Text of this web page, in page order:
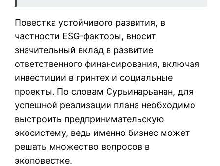
Повестка устойчивого развития, в
частности ESG-факторы, вносит
значительный вклад в развитие
ответственного финансирования, включая
инвестиции в гринтех и социальные
проекты. По словам Сурьинарьанан, для
успешной реализации плана необходимо
выстроить предпринимательскую
экосистему, ведь именно бизнес может
решать множество вопросов в
экоповестке.